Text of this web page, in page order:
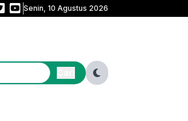
Academy Diresmikan, Andra Soni Dorong
Senin, 10 Agustus 2026